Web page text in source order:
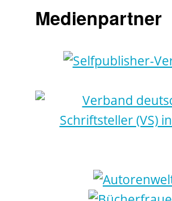
Medienpartner